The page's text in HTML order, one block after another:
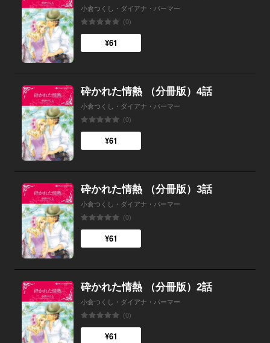
小倉つくし・ダイアナ・パーマー
(0)
¥61
砕かれた情熱 （分冊版）4話
小倉つくし・ダイアナ・パーマー
(0)
¥61
砕かれた情熱 （分冊版）3話
小倉つくし・ダイアナ・パーマー
(0)
¥61
砕かれた情熱 （分冊版）2話
小倉つくし・ダイアナ・パーマー
(0)
¥61